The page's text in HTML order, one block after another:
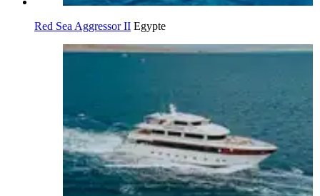
Red Sea Aggressor II Egypte